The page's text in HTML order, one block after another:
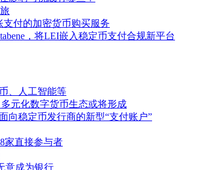
支付的加密货币购买服务
，将LEI嵌入稳定币支付合规新平台
、人工智能等
元化数字货币生态或将形成
向稳定币发行商的新型“支付账户”
家直接参与者
意成为银行